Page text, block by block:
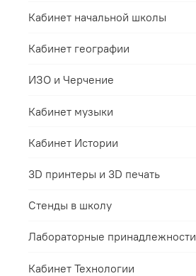
Кабинет начальной школы
Кабинет географии
ИЗО и Черчение
Кабинет музыки
Кабинет Истории
3D принтеры и 3D печать
Стенды в школу
Лабораторные принадлежности
Кабинет Технологии